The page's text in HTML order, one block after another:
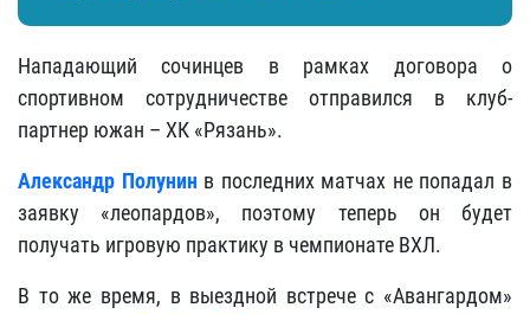
Нападающий сочинцев в рамках договора о
спортивном сотрудничестве отправился в клуб-
партнер южан – ХК «Рязань».
Александр Полунин в последних матчах не попадал в
заявку «леопардов», поэтому теперь он будет
получать игровую практику в чемпионате ВХЛ.
В то же время, в выездной встрече с «Авангардом»